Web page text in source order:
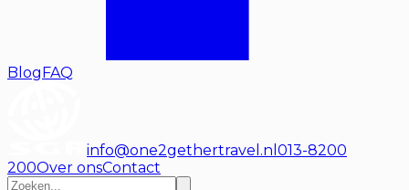
BlogFAQ
info@one2gethertravel.nl 013-8200
200Over onsContact